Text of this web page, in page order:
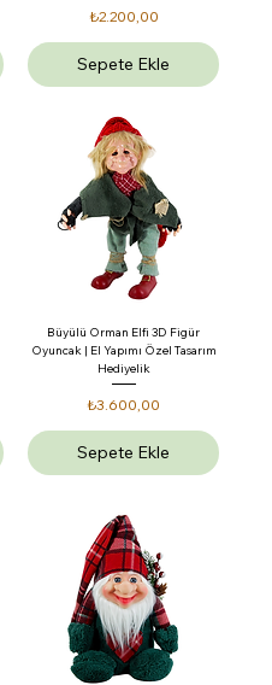
Fiyat
₺2.200,00
Sepete Ekle
Büyülü Orman Elfi 3D Figür
Oyuncak | El Yapımı Özel Tasarım
Hediyelik
Fiyat
₺3.600,00
Sepete Ekle